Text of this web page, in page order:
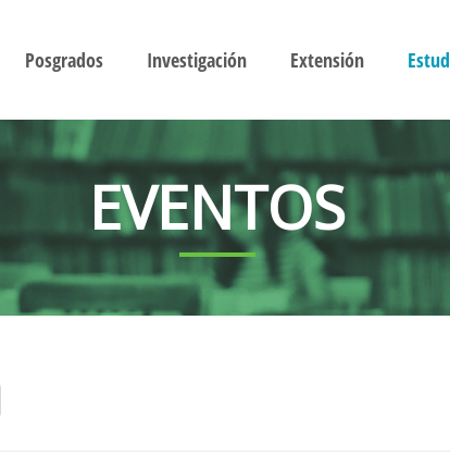
Posgrados Investigación Extensión
EVENTOS